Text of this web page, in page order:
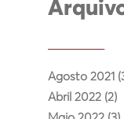
Agosto 2021
Abril 2022 (2)